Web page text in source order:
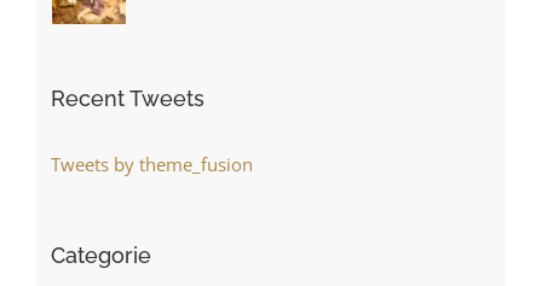
Recent Tweets
Tweets by theme_fusion
Categorie